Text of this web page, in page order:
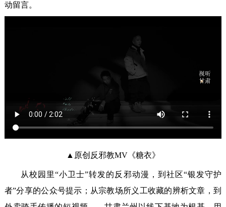
动留言。
▲原创反邪教MV《糖衣》
从校园里“小卫士”转发的反邪动漫，到社区“银发守护
者”分享的公众号提示；从宗教场所义工收藏的辨析文章，到